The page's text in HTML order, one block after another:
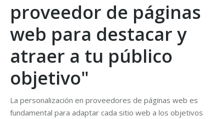
proveedor de páginas
web para destacar y
atraer a tu público
objetivo"
La personalización en proveedores de páginas web es
fundamental para adaptar cada sitio web a los objetivos